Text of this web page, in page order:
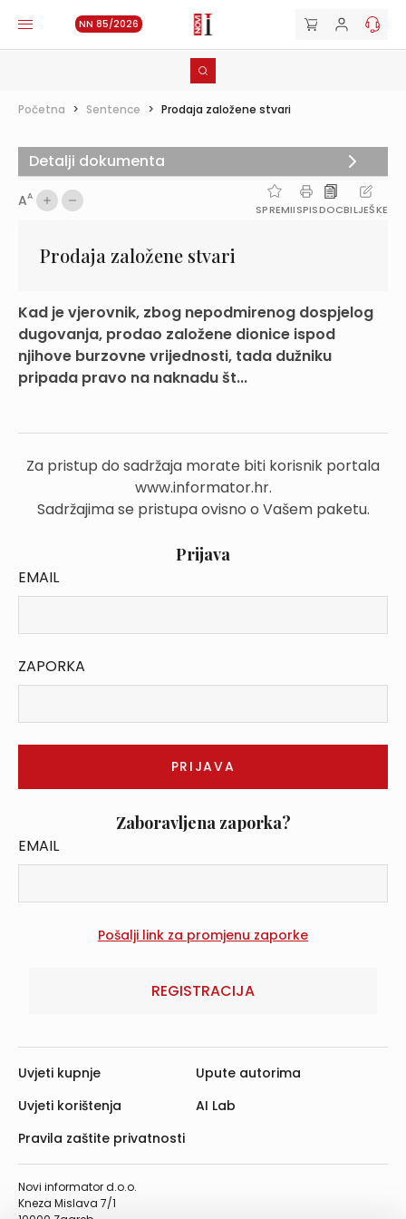
NN 85/2026
Početna > Sentence > Prodaja založene stvari
AA
SPREMIISPISDOCBILJEŠKE
Prodaja založene stvari
Kad je vjerovnik, zbog nepodmirenog dospjelog
dugovanja, prodao založene dionice ispod
njihove burzovne vrijednosti, tada dužniku
pripada pravo na naknadu št...
Za pristup do sadržaja morate biti korisnik portala
www.informator.hr.
Sadržajima se pristupa ovisno o Vašem paketu.
Prijava
EMAIL
ZAPORKA
Zaboravljena zaporka?
EMAIL
REGISTRACIJA
Detalji dokumenta
Novi informator d.o.o.
Kneza Mislava 7/1
Uvjeti kupnje
Uvjeti korištenja
Pravila zaštite privatnosti
Upute autorima
AI Lab